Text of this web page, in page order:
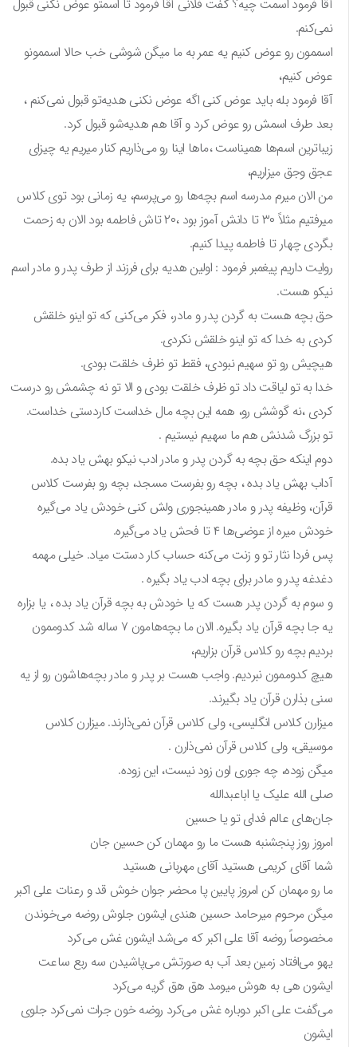
آقا فرمود اسمت چیه؟ گفت فلانی آقا فرمود تا اسمتو عوض نکنی قبول
نمی‌کنم.
اسممون رو عوض کنیم یه عمر به ما میگن شوشی خب حالا اسممونو
عوض کنیم،
آقا فرمود بله باید عوض کنی اگه عوض نکنی هدیه‌تو قبول نمی‌کنم ،
بعد طرف اسمش رو عوض کرد و آقا هم هدیه‌شو قبول کرد.
زیباترین اسم‌ها همیناست ،ماها اینا رو می‌ذاریم کنار میریم یه چیزای
عجق وجق میزاریم،
من الان میرم مدرسه اسم بچه‌ها رو می‌پرسم، یه زمانی بود توی کلاس
میرفتیم مثلاً ۳۰ تا دانش آموز بود ،۲۰ تاش فاطمه بود الان به زحمت
بگردی چهار تا فاطمه پیدا کنیم.
روایت داریم پیغمبر فرمود : اولین هدیه برای فرزند از طرف پدر و مادر اسم
نیکو هست.
حق بچه هست به گردن پدر و مادر، فکر می‌کنی که تو اینو خلقش
کردی به خدا که تو اینو خلقش نکردی.
هیچیش رو تو سهیم نبودی، فقط تو ظرف خلقت بودی.
خدا به تو لیاقت داد تو ظرف خلقت بودی و الا تو نه چشمش رو درست
کردی ،نه گوشش رو، همه این بچه مال خداست کاردستی خداست.
تو بزرگ شدنش هم ما سهیم نیستیم .
دوم اینکه حق بچه به گردن پدر و مادر ادب نیکو بهش یاد بده.
آداب بهش یاد بده ، بچه رو بفرست مسجد، بچه رو بفرست کلاس
قرآن، وظیفه پدر و مادر همینجوری ولش کنی خودش یاد می‌گیره
خودش میره از عوضی‌ها ۴ تا فحش یاد می‌گیره.
پس فردا نثار تو و زنت می‌کنه حساب کار دستت میاد. خیلی مهمه
دغدغه پدر و مادر برای بچه ادب یاد بگیره .
و سوم به گردن پدر هست که یا خودش به بچه قرآن یاد بده ، یا بزاره
یه جا بچه قرآن یاد بگیره. الان ما بچه‌هامون ۷ ساله شد کدوممون
بردیم بچه رو کلاس قرآن بزاریم،
هیچ کدوممون نبردیم. واجب هست بر پدر و مادر بچه‌هاشون رو از یه
سنی بذارن قرآن یاد بگیرند.
میزارن کلاس انگلیسی، ولی کلاس قرآن نمی‌ذارند. میزارن کلاس
موسیقی، ولی کلاس قرآن نمی‌ذارن .
میگن زوده، چه جوری اون زود نیست، این زوده.
صلی الله علیک یا اباعبدالله
جان‌های عالم فدای تو یا حسین
امروز روز پنجشنبه هست ما رو مهمان کن حسین جان
شما آقای کریمی هستید آقای مهربانی هستید
ما رو مهمان کن امروز پایین پا محضر جوان خوش قد و رعنات علی اکبر
میگن مرحوم میرحامد حسین هندی ایشون جلوش روضه می‌خوندن
مخصوصاً روضه آقا علی اکبر که می‌شد ایشون غش می‌کرد
یهو می‌افتاد زمین بعد آب به صورتش می‌پاشیدن سه ربع ساعت
ایشون هی به هوش میومد هق هق گریه می‌کرد
می‌گفت علی اکبر دوباره غش می‌کرد روضه خون جرات نمی‌کرد جلوی
ایشون